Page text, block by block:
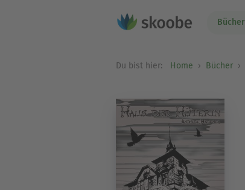
Bücher
Du bist hier: Home Bücher